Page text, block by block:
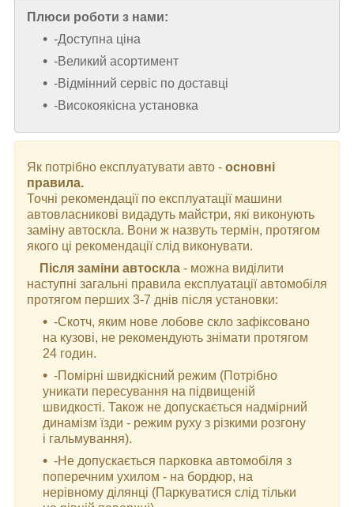
Плюси роботи з нами:
-Доступна ціна
-Великий асортимент
-Відмінний сервіс по доставці
-Високоякісна установка
Як потрібно експлуатувати авто - основні
правила.
Точні рекомендації по експлуатації машини
автовласникові видадуть майстри, які виконують
заміну автоскла. Вони ж назвуть термін, протягом
якого ці рекомендації слід виконувати.
Після заміни автоскла - можна виділити
наступні загальні правила експлуатації автомобіля
протягом перших 3-7 днів після установки:
-Скотч, яким нове лобове скло зафіксовано
на кузові, не рекомендують знімати протягом
24 годин.
-Помірні швидкісний режим (Потрібно
уникати пересування на підвищеній
швидкості. Також не допускається надмірний
динамізм їзди - режим руху з різкими розгону
і гальмування).
-Не допускається парковка автомобіля з
поперечним ухилом - на бордюр, на
нерівному ділянці (Паркуватися слід тільки